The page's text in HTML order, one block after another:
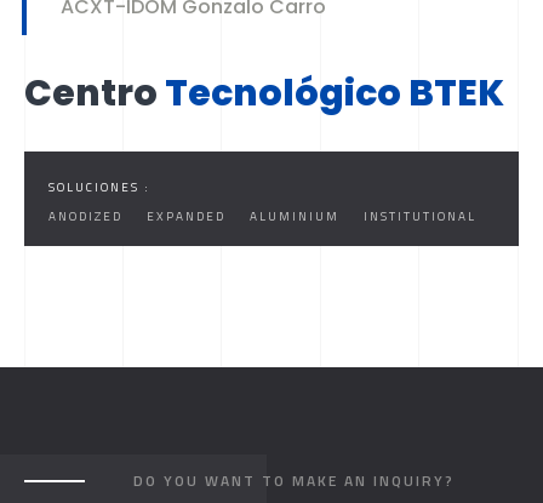
ACXT-IDOM Gonzalo Carro
CentroTecnológico BTEK
SOLUCIONES :
ANODIZED
EXPANDED ALUMINIUM INSTITUTIONAL
DO YOU WANT TO MAKE AN INQUIRY?